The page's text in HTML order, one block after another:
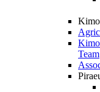
Team